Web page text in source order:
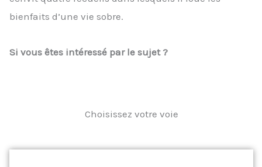
bienfaits d’une vie sobre.
Si vous êtes intéressé par le sujet ?
Choisissez votre voie